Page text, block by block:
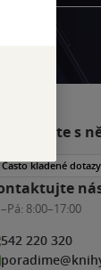
s
Často kladené dotazy
8:00–17:00
542 220 320